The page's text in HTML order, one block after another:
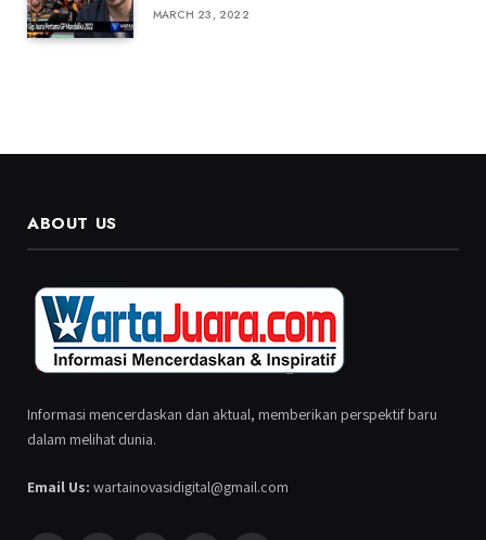
MARCH 23, 2022
ABOUT US
Informasi mencerdaskan dan aktual, memberikan perspektif baru
dalam melihat dunia.
Email Us: wartainovasidigital@gmail.com